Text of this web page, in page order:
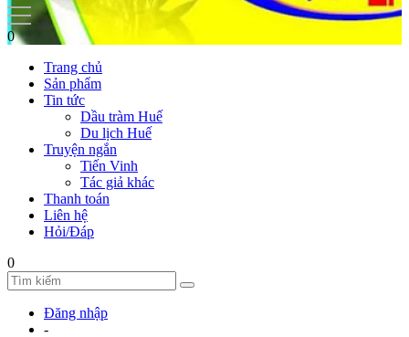
0
Trang chủ
Sản phẩm
Tin tức
Dầu tràm Huế
Du lịch Huế
Truyện ngắn
Tiến Vinh
Tác giả khác
Thanh toán
Liên hệ
Hỏi/Đáp
0
Đăng nhập
-